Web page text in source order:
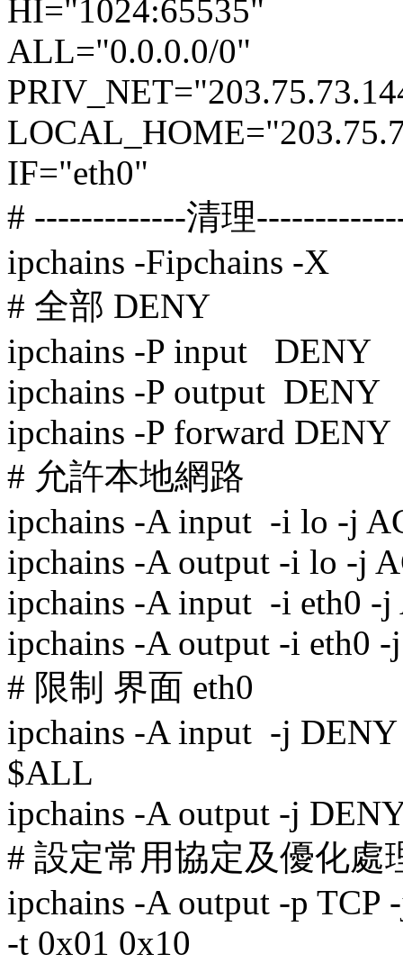
HI="1024:65535"
ALL="0.0.0.0/0"
IF="eth0"
# -------------清理
ipchains -Fipchains -X
# 全部 DENY
ipchains -P input DENY
ipchains -P output DENY
ipchains -P forward DENY
# 允許本地網路
ipchains -A input -i lo -j
ipchains -A output -i lo -j
ipchains -A input -i eth0 -j
ipchains -A output -i eth0
# 限制 界面 eth0
ipchains -A input -j
$ALL
ipchains -A output -j
# 設定常用協定及優化處
ipchains -A output -p
-t 0x01 0x10